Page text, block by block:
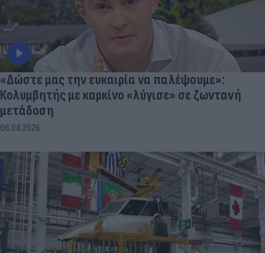
«Δώστε μας την ευκαιρία να παλέψουμε»:
Κολυμβητής με καρκίνο «λύγισε» σε ζωντανή
μετάδοση
06.08.2026